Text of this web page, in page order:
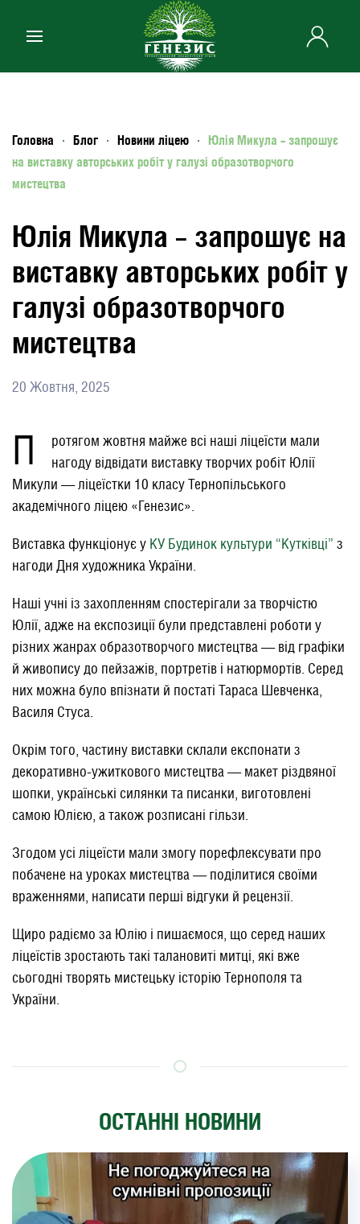
Skip to main content
Головна Блог Новини ліцею
Юлія Микула – запрошує
на виставку авторських робіт у галузі образотворчого
мистецтва
Юлія Микула – запрошує на
виставку авторських робіт у
галузі образотворчого
мистецтва
20 Жовтня, 2025
П
ротягом жовтня майже всі наші ліцеїсти мали
нагоду відвідати виставку творчих робіт Юлії
Микули — ліцеїстки 10 класу Тернопільського
академічного ліцею «Генезис».
Виставка функціонує у КУ Будинок культури “Кутківці” з
нагоди Дня художника України.
Наші учні із захопленням спостерігали за творчістю
Юлії, адже на експозиції були представлені роботи у
різних жанрах образотворчого мистецтва — від графіки
й живопису до пейзажів, портретів і натюрмортів. Серед
них можна було впізнати й постаті Тараса Шевченка,
Василя Стуса.
Окрім того, частину виставки склали експонати з
декоративно-ужиткового мистецтва — макет різдвяної
шопки, українські силянки та писанки, виготовлені
самою Юлією, а також розписані гільзи.
Згодом усі ліцеїсти мали змогу порефлексувати про
побачене на уроках мистецтва — поділитися своїми
враженнями, написати перші відгуки й рецензії.
Щиро радіємо за Юлію і пишаємося, що серед наших
ліцеїстів зростають такі талановиті митці, які вже
сьогодні творять мистецьку історію Тернополя та
України.
ОСТАННІ НОВИНИ